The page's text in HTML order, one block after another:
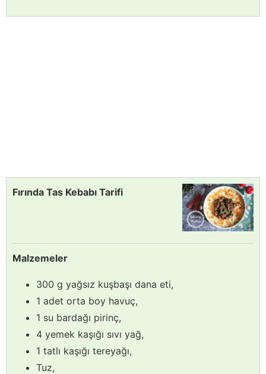
Fırında Tas Kebabı Tarifi
Malzemeler
300 g yağsız kuşbaşı dana eti,
1 adet orta boy havuç,
1 su bardağı pirinç,
4 yemek kaşığı sıvı yağ,
1 tatlı kaşığı tereyağı,
Tuz,